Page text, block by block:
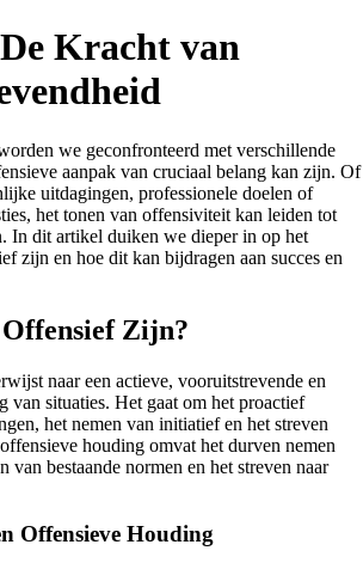
Kracht van
we geconfronteerd met verschillende
aanpak van cruciaal belang kan zijn. Of
uitdagingen, professionele doelen of
het tonen van offensiviteit kan leiden tot
In dit artikel duiken we dieper in op het
zijn en hoe dit kan bijdragen aan succes en
Zijn?
naar een actieve, vooruitstrevende en
van situaties. Het gaat om het proactief
het nemen van initiatief en het streven
houding omvat het durven nemen
van bestaande normen en het streven naar
Offensieve Houding